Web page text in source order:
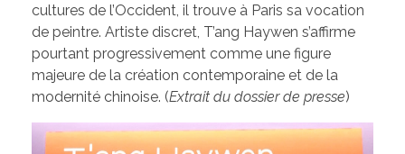
cultures de l’Occident, il trouve à Paris sa vocation
de peintre. Artiste discret, T’ang Haywen s’affirme
pourtant progressivement comme une figure
majeure de la création contemporaine et de la
modernité chinoise. (Extrait du dossier de presse)